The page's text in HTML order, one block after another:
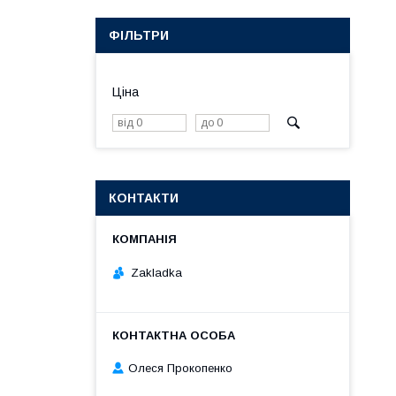
ФІЛЬТРИ
Ціна
КОНТАКТИ
Zakladka
Олеся Прокопенко